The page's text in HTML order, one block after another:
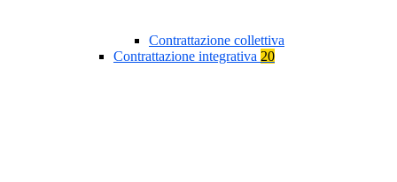
Contrattazione collettiva
Contrattazione integrativa 20